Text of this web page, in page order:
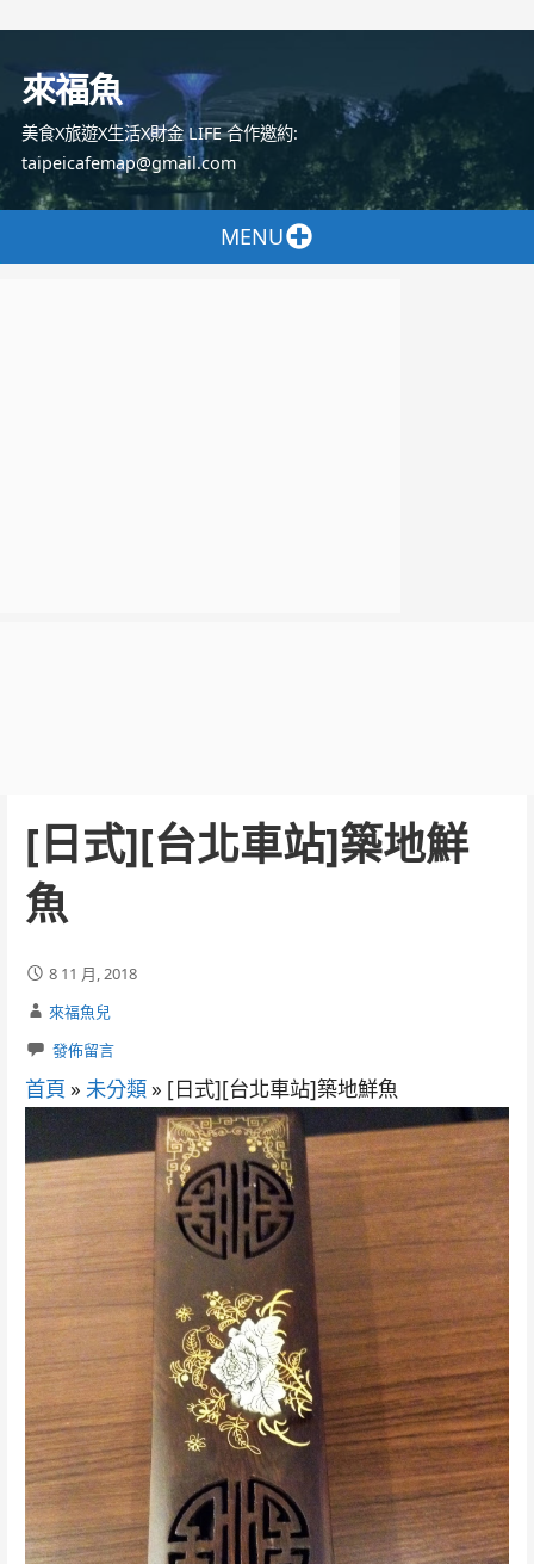
容
來福魚
美食X旅遊X生活X財金 LIFE 合作邀約:
taipeicafemap@gmail.com
MENU
[日式][台北車站]築地鮮
魚
8 11 月, 2018
來福魚兒
發佈留言
首頁 » 未分類» [日式][台北車站]築地鮮魚